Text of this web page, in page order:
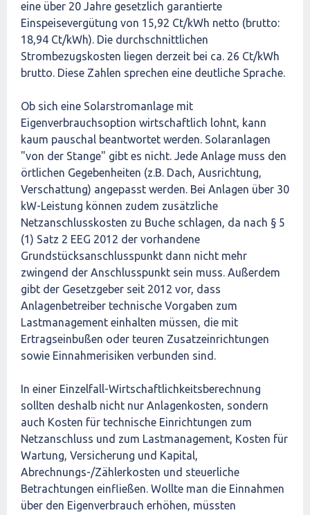
eine über 20 Jahre gesetzlich garantierte
Einspeisevergütung von 15,92 Ct/kWh netto (brutto:
18,94 Ct/kWh). Die durchschnittlichen
Strombezugskosten liegen derzeit bei ca. 26 Ct/kWh
brutto. Diese Zahlen sprechen eine deutliche Sprache.
Ob sich eine Solarstromanlage mit
Eigenverbrauchsoption wirtschaftlich lohnt, kann
kaum pauschal beantwortet werden. Solaranlagen
"von der Stange" gibt es nicht. Jede Anlage muss den
örtlichen Gegebenheiten (z.B. Dach, Ausrichtung,
Verschattung) angepasst werden. Bei Anlagen über 30
kW-Leistung können zudem zusätzliche
Netzanschlusskosten zu Buche schlagen, da nach § 5
(1) Satz 2 EEG 2012 der vorhandene
Grundstücksanschlusspunkt dann nicht mehr
zwingend der Anschlusspunkt sein muss. Außerdem
gibt der Gesetzgeber seit 2012 vor, dass
Anlagenbetreiber technische Vorgaben zum
Lastmanagement einhalten müssen, die mit
Ertragseinbußen oder teuren Zusatzeinrichtungen
sowie Einnahmerisiken verbunden sind.
In einer Einzelfall-Wirtschaftlichkeitsberechnung
sollten deshalb nicht nur Anlagenkosten, sondern
auch Kosten für technische Einrichtungen zum
Netzanschluss und zum Lastmanagement, Kosten für
Wartung, Versicherung und Kapital,
Abrechnungs-/Zählerkosten und steuerliche
Betrachtungen einfließen. Wollte man die Einnahmen
über den Eigenverbrauch erhöhen, müssten